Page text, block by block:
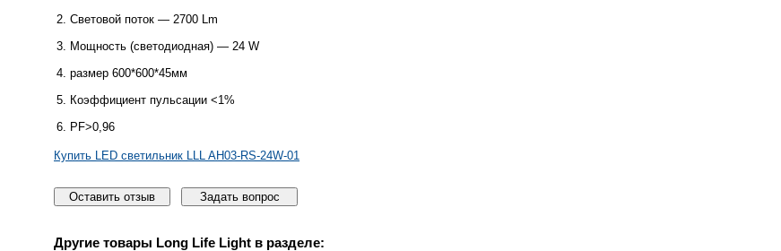
2. Световой поток — 2700 Lm
3. Мощность (светодиодная) — 24 W
4. размер 600*600*45мм
5. Коэффициент пульсации <1%
6. PF>0,96
Купить LED светильник LLL AH03-RS-24W-01
Оставить отзыв Задать вопрос
Другие товары Long Life Light в разделе: